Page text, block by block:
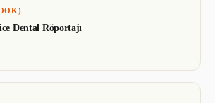
Dental Röportajı